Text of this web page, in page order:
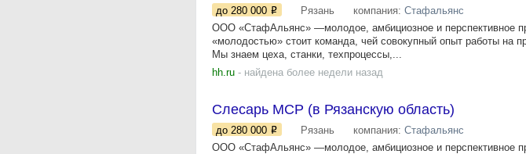
до 280 000 Рязань компания: Стафальянс
ООО «СтафАльянс» —молодое, амбициозное и перспективное
«молодостью» стоит команда, чей совокупный опыт работы на
Мы знаем цеха, станки, техпроцессы,...
hh.ru - найдена более недели назад
Слесарь МСР (в Рязанскую область)
до 280 000 Рязань компания: Стафальянс
ООО «СтафАльянс» —молодое, амбициозное и перспективное